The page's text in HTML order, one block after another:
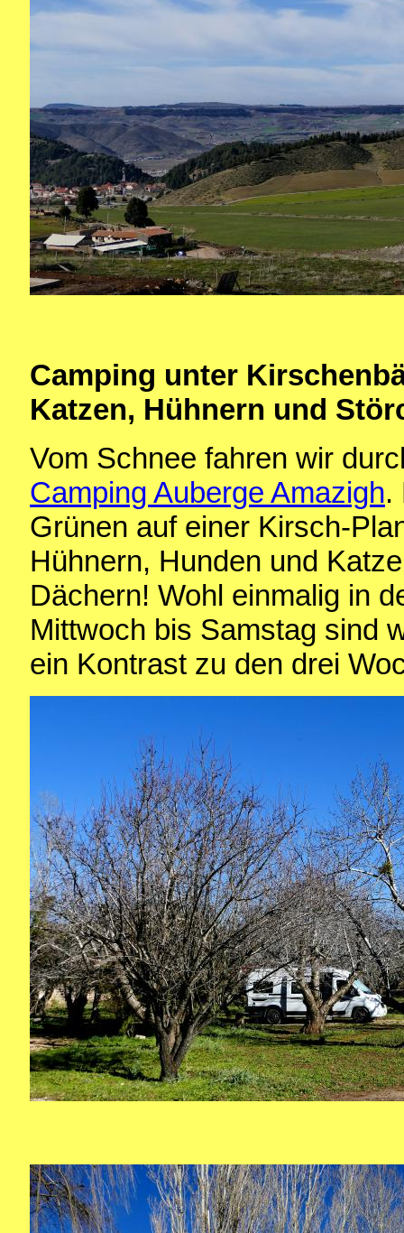
Camping unter
Katzen, Hühnern und
Vom Schnee fahren wir
Camping Auberge Amazigh.
Grünen auf einer Kirsch-
Hühnern, Hunden und
Dächern! Wohl einmalig in
Mittwoch bis Samstag sind
ein Kontrast zu den drei